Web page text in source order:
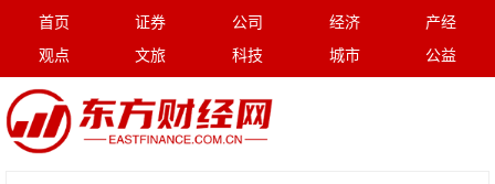
首页 证券 公司 经济
产经
观点
文旅 科技 城市 公益